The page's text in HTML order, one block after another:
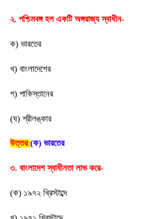
২. পশ্চিমবঙ্গ হল একটি অঙ্গরাজ্য স্বাধীন-
ক) ভারতের
খ) বাংলাদেশের
গ) পাকিস্তানের
(ঘ) শ্রীলঙ্কার
উত্তর:(ক) ভারতের
৩. বাংলাদেশ স্বাধীনতা লাভ করে-
(ক) ১৯৭২ খ্রিস্টাব্দে